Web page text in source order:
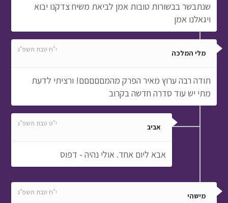
שנתבשר בבשורות טובות אמן לביאת משיח צדקנו יבוא
ויגאלנו אמן
מלי המלכה י"ח טבת תשפ"ג
תודה רבה ערוץ מאיר הפרק מהמםםםםם! ורציתי לדעת
מתי יש עוד סדרה חדשה בקרוב
אביב י"ט טבת תשפ"ג
אבא ליום אחד. אולי נהיה - דפוס
מישהי י"ח טבת תשפ"ג